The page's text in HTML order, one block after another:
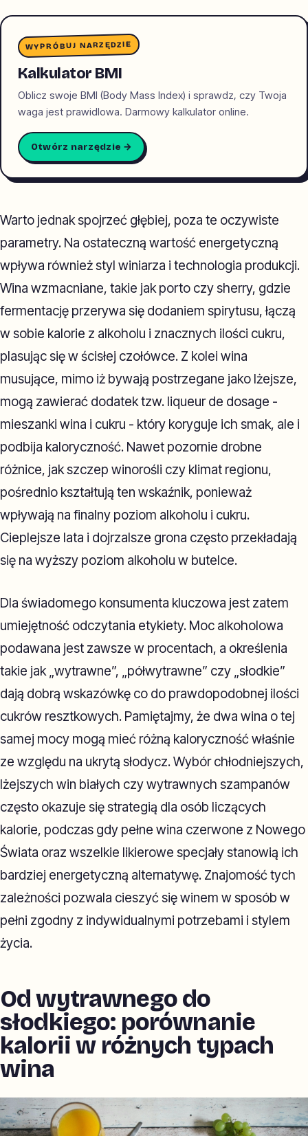
WYPRÓBUJ NARZĘDZIE
Kalkulator BMI
Oblicz swoje BMI (Body Mass Index) i sprawdz, czy Twoja
waga jest prawidlowa. Darmowy kalkulator online.
Otwórz narzędzie →
Warto jednak spojrzeć głębiej, poza te oczywiste
parametry. Na ostateczną wartość energetyczną
wpływa również styl winiarza i technologia produkcji.
Wina wzmacniane, takie jak porto czy sherry, gdzie
fermentację przerywa się dodaniem spirytusu, łączą
w sobie kalorie z alkoholu i znacznych ilości cukru,
plasując się w ścisłej czołówce. Z kolei wina
musujące, mimo iż bywają postrzegane jako lżejsze,
mogą zawierać dodatek tzw. liqueur de dosage -
mieszanki wina i cukru - który koryguje ich smak, ale i
podbija kaloryczność. Nawet pozornie drobne
różnice, jak szczep winorośli czy klimat regionu,
pośrednio kształtują ten wskaźnik, ponieważ
wpływają na finalny poziom alkoholu i cukru.
Cieplejsze lata i dojrzalsze grona często przekładają
się na wyższy poziom alkoholu w butelce.
Dla świadomego konsumenta kluczowa jest zatem
umiejętność odczytania etykiety. Moc alkoholowa
podawana jest zawsze w procentach, a określenia
takie jak „wytrawne”, „półwytrawne” czy „słodkie”
dają dobrą wskazówkę co do prawdopodobnej ilości
cukrów resztkowych. Pamiętajmy, że dwa wina o tej
samej mocy mogą mieć różną kaloryczność właśnie
ze względu na ukrytą słodycz. Wybór chłodniejszych,
lżejszych win białych czy wytrawnych szampanów
często okazuje się strategią dla osób liczących
kalorie, podczas gdy pełne wina czerwone z Nowego
Świata oraz wszelkie likierowe specjały stanowią ich
bardziej energetyczną alternatywę. Znajomość tych
zależności pozwala cieszyć się winem w sposób w
pełni zgodny z indywidualnymi potrzebami i stylem
życia.
Od wytrawnego do
słodkiego: porównanie
kalorii w różnych typach
wina